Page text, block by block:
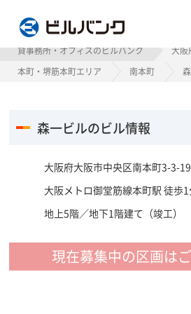
ビルバンク
貸事務所・オフィスのビルバンク 大阪
本町・堺筋本町エリア
南本町
森一ビルのビル情報
大阪府大阪市中央区南本町3-3-19
大阪メトロ御堂筋線本町駅 徒歩
地上5階／地下1階建て（竣工）
現在募集中の区画は